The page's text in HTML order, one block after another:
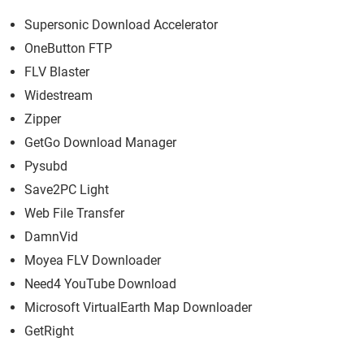
Supersonic Download Accelerator
OneButton FTP
FLV Blaster
Widestream
Zipper
GetGo Download Manager
Pysubd
Save2PC Light
Web File Transfer
DamnVid
Moyea FLV Downloader
Need4 YouTube Download
Microsoft VirtualEarth Map Downloader
GetRight